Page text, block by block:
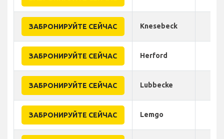
ЗАБРОНИРУЙТЕ СЕЙЧАС Knesebeck
ЗАБРОНИРУЙТЕ СЕЙЧАС Herford
ЗАБРОНИРУЙТЕ СЕЙЧАС Lubbecke
ЗАБРОНИРУЙТЕ СЕЙЧАС Lemgo